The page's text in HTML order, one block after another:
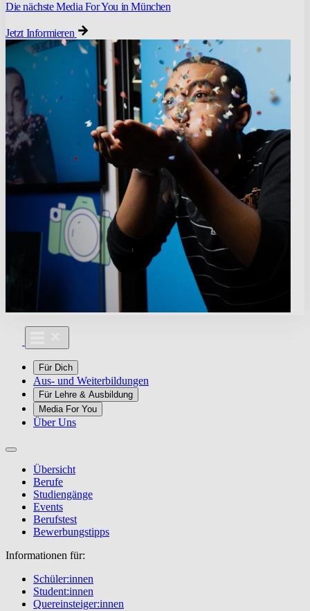
Die nächste Media For You in München
Jetzt Informieren
Für Dich
Aus- und Weiterbildungen
Für Lehre & Ausbildung
Media For You
Über Uns
Übersicht
Berufe
Studiengänge
Events
Berufstest
Bewerbungstipps
Informationen für:
Schüler:innen
Student:innen
Quereinsteiger:innen